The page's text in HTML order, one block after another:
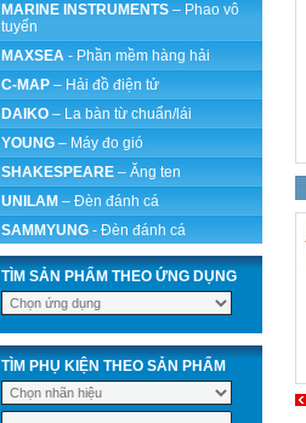
MARINE INSTRUMENTS – Phao vô
tuyến
MAXSEA - Phần mềm hàng hải
C-MAP – Hải đồ điện tử
DAIKO – La bàn từ chuẩn/lái
YOUNG – Máy đo gió
SHAKESPEARE – Ăng ten
UNILAM – Đèn đánh cá
SAMMYUNG - Đèn đánh cá
TÌM SẢN PHẨM THEO ỨNG DỤNG
TÌM PHỤ KIỆN THEO SẢN PHẨM